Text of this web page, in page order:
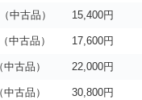
中古品） 15,400円
中古品） 17,600円
古品） 22,000円
古品） 30,800円